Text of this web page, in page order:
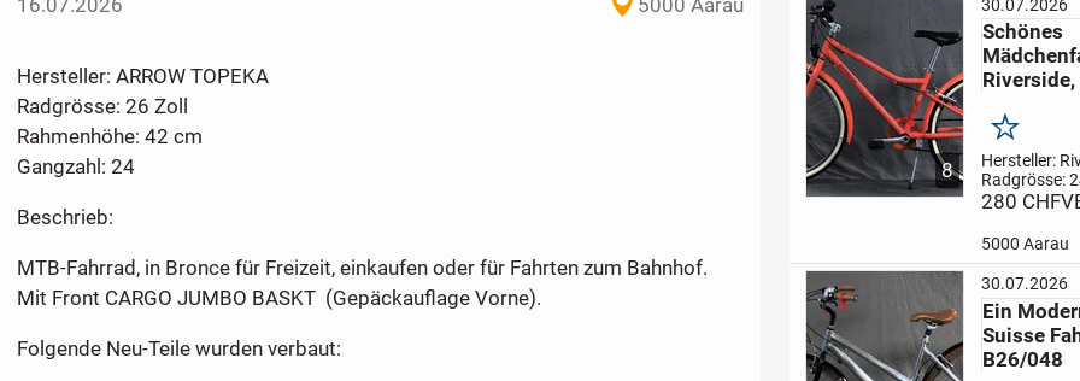
16.07.2026 5000 Aarau
Hersteller: ARROW TOPEKA
Radgrösse: 26 Zoll
Rahmenhöhe: 42 cm
Gangzahl: 24
Beschrieb:
MTB-Fahrrad, in Bronce für Freizeit, einkaufen oder für Fahrten zum Bahnhof.
Mit Front CARGO JUMBO BASKT (Gepäckauflage Vorne).
Folgende Neu-Teile wurden verbaut:
für Freizeit,
oder für
neuen...
8
30.07.2026
Schönes
Merken
Hersteller:
Radgrösse:
Korallorange
einkaufen
Fahrten zu
spannenden
Abenteuer....
280 CHF
5000 Aarau
30.07.2026
Ein
Suisse
B26/048